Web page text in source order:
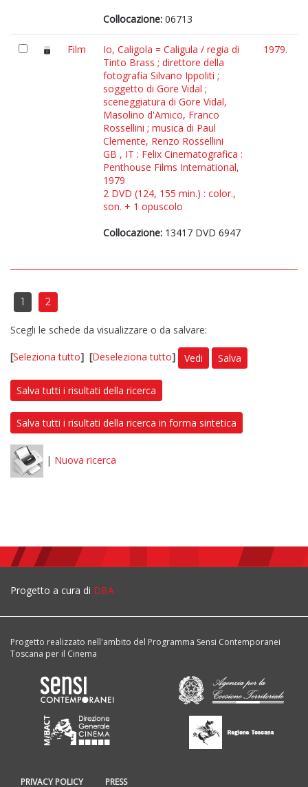
Collocazione: 06713
Film
Io, Caligola = Caligula / regia di
Tinto Brass ; direttore della
fotografia Silvano Ippoliti ;
soggetto di Gore Vidal ;
sceneggiatura di Gore Vidal,
Masolino d'Amico, Franco
Rossellini ; musica di Paul
Clemente, Renzo Rossellini
GB , IT : Felix Cinematografica :
Penthouse Films International,
1979
2 DVD (124, 155 min.) : color.,
son. + 1 opuscolo
Collocazione: 13417 DVD 6947
1979.
1 2
Scegli le schede da visualizzare o da salvare:
[Seleziona tutto] [Deseleziona tutto] Vedi Salva
Salva tutti i risultati della ricerca
Salva tutti i risultati della ricerca in forma sintetica
| Nuova ricerca
Progetto a cura di DBA
Progetto realizzato nell'ambito del Programma Sensi Contemporanei
Toscana per il Cinema
PRIVACY POLICY PRESS